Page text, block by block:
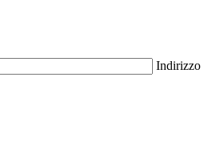
Indirizzo